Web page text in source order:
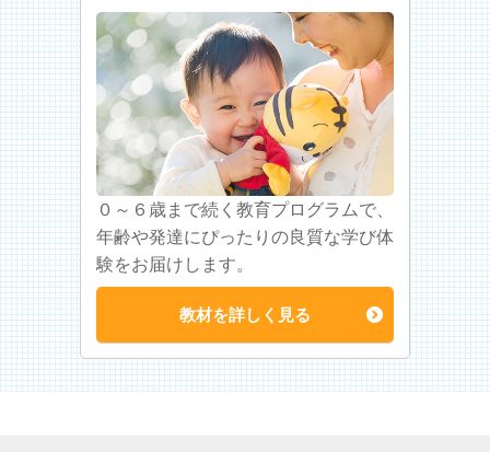
０～６歳まで続く教育プログラムで、
年齢や発達にぴったりの良質な学び体
験をお届けします。
教材を詳しく見る